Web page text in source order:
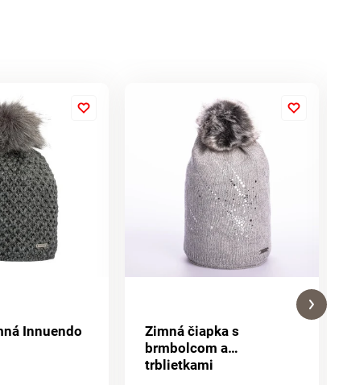
Innuendo
Zimná čiapka s
brmbolcom a
trblietkami